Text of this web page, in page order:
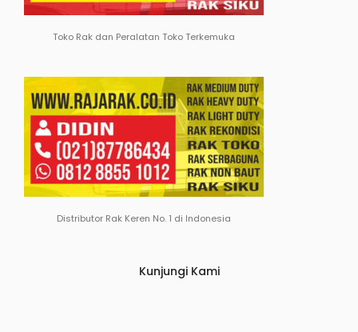
Toko Rak dan Peralatan Toko Terkemuka
Distributor Rak Keren No. 1 di Indonesia
Kunjungi Kami